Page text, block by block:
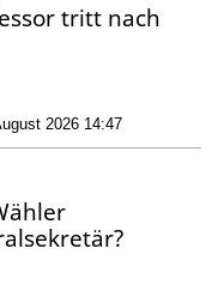
tritt nach
2026 14:47